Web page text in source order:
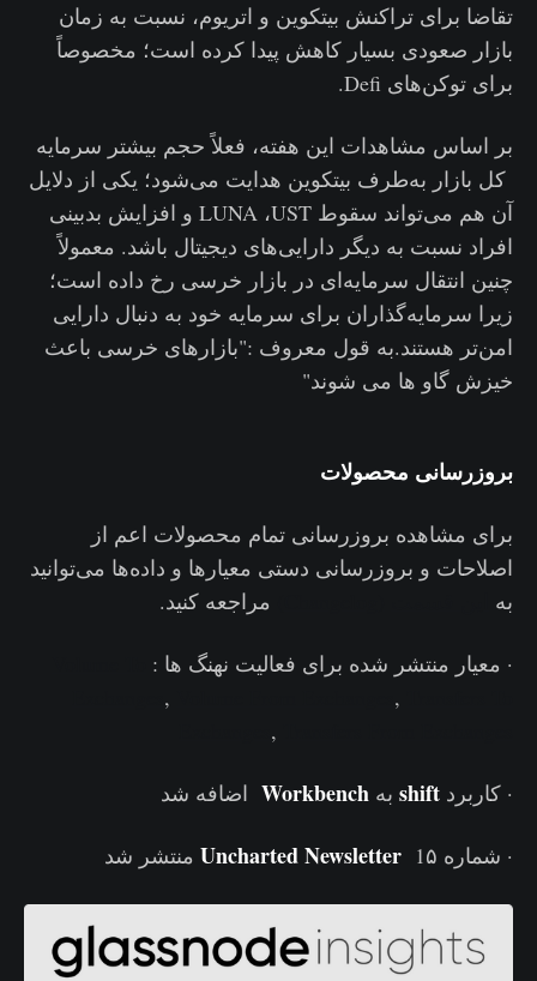
تقاضا برای تراکنش بیتکوین و اتریوم، نسبت به زمان
بازار صعودی بسیار کاهش پیدا کرده است؛ مخصوصاً
برای توکن‌های Defi.
بر اساس مشاهدات این هفته، فعلاً حجم بیشتر سرمایه
کل بازار به‌طرف بیتکوین هدایت می‌شود؛ یکی از دلایل
آن هم می‌تواند سقوط LUNA ،UST و افزایش بدبینی
افراد نسبت به دیگر دارایی‌های دیجیتال باشد. معمولاً
چنین انتقال سرمایه‌ای در بازار خرسی رخ داده است؛
زیرا سرمایه‌گذاران برای سرمایه خود به دنبال دارایی
امن‌تر هستند.به قول معروف :"بازارهای خرسی باعث
خیزش گاو ها می شوند"
بروزرسانی محصولات
برای مشاهده بروزرسانی تمام محصولات اعم از
اصلاحات و بروزرسانی دستی معیارها و داده‌ها می‌توانید
به
مراجعه کنید.
· معیار منتشر شده برای فعالیت نهنگ ها :
, ,
,
· کاربرد shift به Workbench اضافه شد
· شماره 1۵ Uncharted Newsletter منتشر شد